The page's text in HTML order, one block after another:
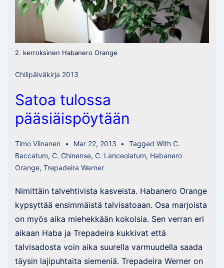
2. kerroksinen Habanero Orange
Chilipäiväkirja 2013
Satoa tulossa
pääsiäispöytään
Timo Viinanen Mar 22, 2013 Tagged With C.
Baccatum, C. Chinense, C. Lanceolatum, Habanero
Orange, Trepadeira Werner
Nimittäin talvehtivista kasveista. Habanero Orange
kypsyttää ensimmäistä talvisatoaan. Osa marjoista
on myös aika miehekkään kokoisia. Sen verran eri
aikaan Haba ja Trepadeira kukkivat että
talvisadosta voin aika suurella varmuudella saada
täysin lajipuhtaita siemeniä. Trepadeira Werner on